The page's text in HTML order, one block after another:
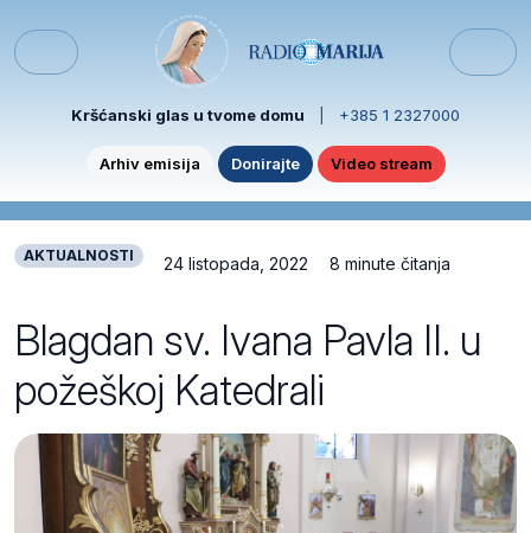
Menu
Kršćanski glas u tvome domu +385 1 2327000
Arhiv emisija Donirajte Video stream
AKTUALNOSTI 24 listopada, 2022 8 minute čitanja
Blagdan sv. Ivana Pavla II. u
požeškoj Katedrali